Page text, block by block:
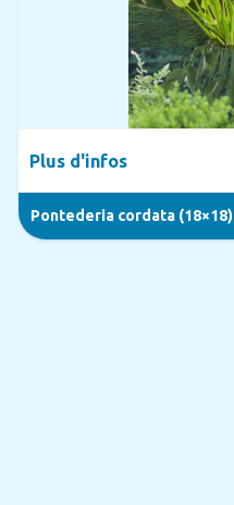
Pontederia cordata (18×18)
Plus d'infos